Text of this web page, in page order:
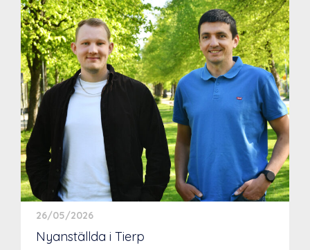
26/05/2026
Nyanställda i Tierp